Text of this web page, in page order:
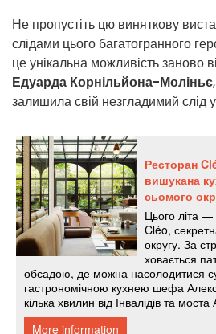
Не пропустіть цю виняткову
слідами цього багатогранного
це унікальна можливість заново
Едуарда Корнільйона-Моліньє
залишила свій незгладимий слід у